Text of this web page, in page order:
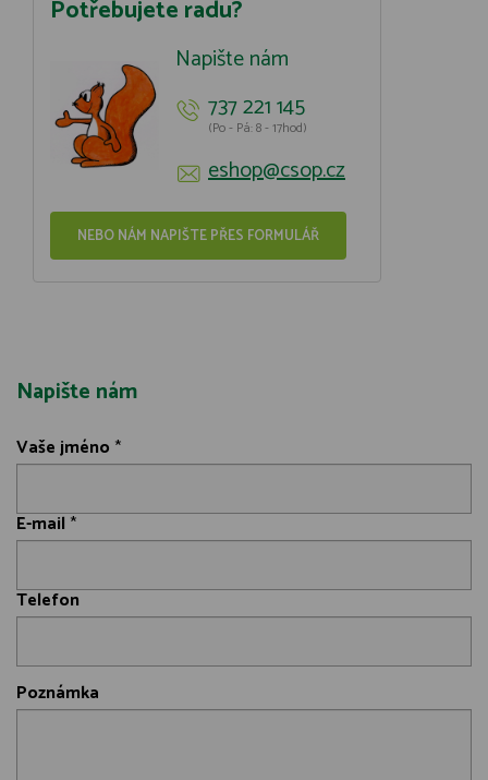
Potřebujete radu?
Napište nám
737 221 145
(Po - Pá: 8 - 17hod)
eshop@csop.cz
NEBO NÁM NAPIŠTE PŘES FORMULÁŘ
Napište nám
Vaše jméno *
E-mail *
Telefon
Poznámka